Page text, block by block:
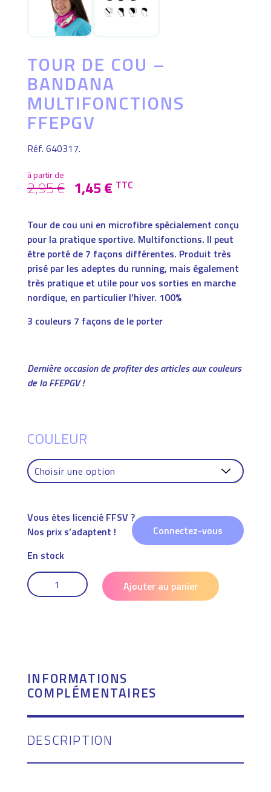
TOUR DE COU –
BANDANA
MULTIFONCTIONS
FFEPGV
Réf. 640317.
à partir de
2,95€ LE
PRIX
ÉTAIT :
2,95 €.
1,45€LE
PRIX
EST :
1,45 €.
TTC
Tour de cou uni en microfibre spécialement conçu
pour la pratique sportive. Multifonctions. Il peut
être porté de 7 façons différentes. Produit très
prisé par les adeptes du running, mais également
très pratique et utile pour vos sorties en marche
nordique, en particulier l’hiver. 100%
3 couleurs 7 façons de le porter
Dernière occasion de profiter des articles aux couleurs
de la FFEPGV !
COULEUR
Vous êtes licencié FFSV ?
Nos prix s’adaptent !
Connectez-vous
En stock
QUANTITÉ
DE
TOUR
Ajouter au panier
INFORMATIONS
COMPLÉMENTAIRES
DESCRIPTION